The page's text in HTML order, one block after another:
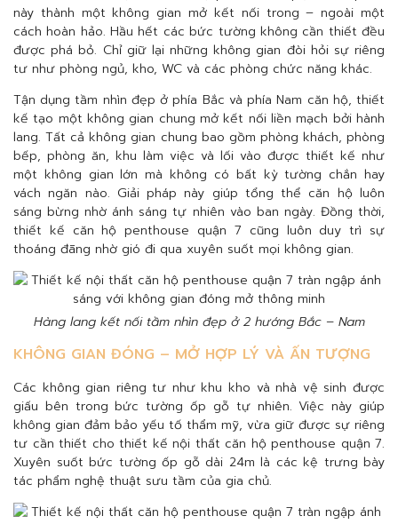
này thành một không gian mở kết nối trong – ngoài một
cách hoàn hảo. Hầu hết các bức tường không cần thiết đều
được phá bỏ. Chỉ giữ lại những không gian đòi hỏi sự riêng
tư như phòng ngủ, kho, WC và các phòng chức năng khác.
Tận dụng tầm nhìn đẹp ở phía Bắc và phía Nam căn hộ, thiết
kế tạo một không gian chung mở kết nối liền mạch bởi hành
lang. Tất cả không gian chung bao gồm phòng khách, phòng
bếp, phòng ăn, khu làm việc và lối vào được thiết kế như
một không gian lớn mà không có bất kỳ tường chắn hay
vách ngăn nào. Giải pháp này giúp tổng thể căn hộ luôn
sáng bừng nhờ ánh sáng tự nhiên vào ban ngày. Đồng thời,
thiết kế căn hộ penthouse quận 7 cũng luôn duy trì sự
thoáng đãng nhờ gió đi qua xuyên suốt mọi không gian.
Hàng lang kết nối tầm nhìn đẹp ở 2 hướng Bắc – Nam
KHÔNG GIAN ĐÓNG – MỞ HỢP LÝ VÀ ẤN TƯỢNG
Các không gian riêng tư như khu kho và nhà vệ sinh được
giấu bên trong bức tường ốp gỗ tự nhiên. Việc này giúp
không gian đảm bảo yếu tố thẩm mỹ, vừa giữ được sự riêng
tư cần thiết cho thiết kế nội thất căn hộ penthouse quận 7.
Xuyên suốt bức tường ốp gỗ dài 24m là các kệ trưng bày
tác phẩm nghệ thuật sưu tầm của gia chủ.